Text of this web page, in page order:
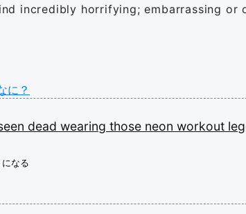
incredibly horrifying; embarrassing or
に？
dead wearing those neon workout
なる